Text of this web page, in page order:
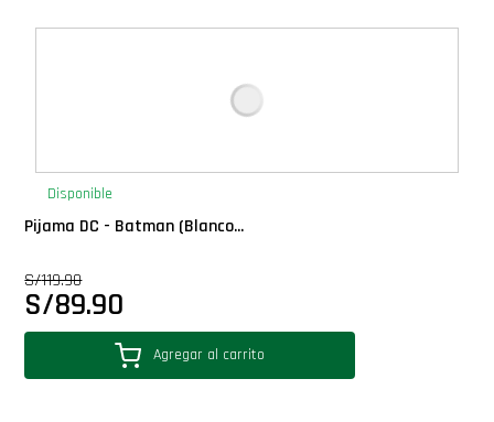
Disponible
Pijama DC - Batman (Blanco...
S/119.90
S/89.90
Agregar al carrito